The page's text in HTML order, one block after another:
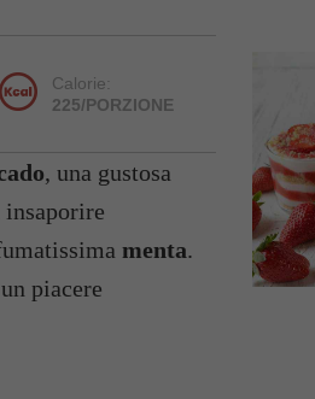
Calorie:
225/PORZIONE
, una gustosa
insaporire
menta.
piacere